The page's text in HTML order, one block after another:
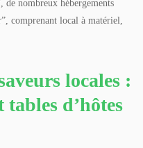
nombreux hébergements
comprenant local à matériel,
locales :
d’hôtes